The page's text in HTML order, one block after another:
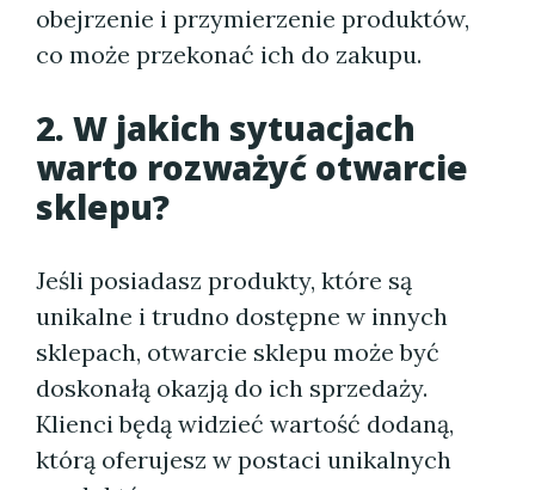
obejrzenie i przymierzenie produktów,
co może przekonać ich do zakupu.
2. W jakich sytuacjach
warto rozważyć otwarcie
sklepu?
Jeśli posiadasz produkty, które są
unikalne i trudno dostępne w innych
sklepach, otwarcie sklepu może być
doskonałą okazją do ich sprzedaży.
Klienci będą widzieć wartość dodaną,
którą oferujesz w postaci unikalnych